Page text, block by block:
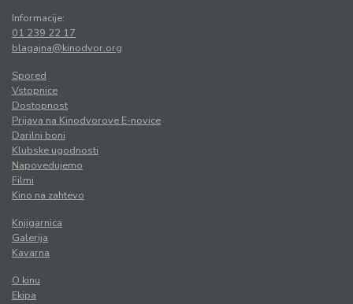
Informacije:
01 239 22 17
blagajna@kinodvor.org
Spored
Vstopnice
Dostopnost
Prijava na Kinodvorove E-novice
Darilni boni
Klubske ugodnosti
Napovedujemo
Filmi
Kino na zahtevo
Knjigarnica
Galerija
Kavarna
O kinu
Ekipa